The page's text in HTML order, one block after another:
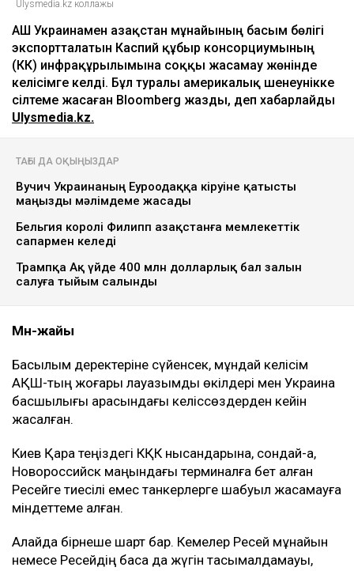
Бельгия королі Филипп Қазақстанға
мемлекеттік сапармен келеді
кеше, 17:25
АҚШ Украинаны Қазақстан
мұнайын тасымалдайтын
танкерлерге соққы жасамауға
көндірді - Bloomberg
Ulysmedia 08.08.2026, 11:19
Ulysmedia.kz коллажы
экспортталатын Каспий құбыр консорциумының
(КҚК) инфрақұрылымына соққы жасамау жөнінде